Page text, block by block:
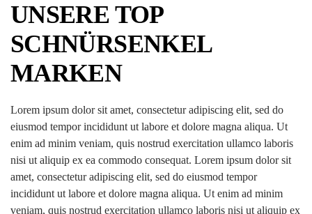
UNSERE TOP
SCHNÜRSENKEL
MARKEN
Lorem ipsum dolor sit amet, consectetur adipiscing elit, sed do
eiusmod tempor incididunt ut labore et dolore magna aliqua. Ut
enim ad minim veniam, quis nostrud exercitation ullamco laboris
nisi ut aliquip ex ea commodo consequat. Lorem ipsum dolor sit
amet, consectetur adipiscing elit, sed do eiusmod tempor
incididunt ut labore et dolore magna aliqua. Ut enim ad minim
veniam, quis nostrud exercitation ullamco laboris nisi ut aliquip ex